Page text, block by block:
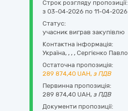
Строк розгляду пропозиції:
з 03-04-2026 по 11-04-2026
Статус:
учасник виграв закупівлю
Контактна інформація:
Україна, , , , Сергієнко Павло
Остаточна пропозиція:
289 874,40 UAH, з ПДВ
Первинна пропозиція:
289 874,40 UAH, з ПДВ
Документи пропозиції: